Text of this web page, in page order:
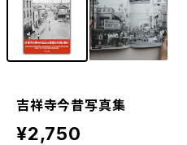
吉祥寺今昔写真集
¥2,750